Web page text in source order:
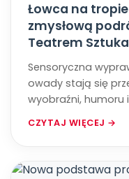
Łowca na
zmysłową
Teatrem Sztuka
Sensoryczna
owady stają się
wyobraźni, humoru
CZYTAJ WIĘCEJ →